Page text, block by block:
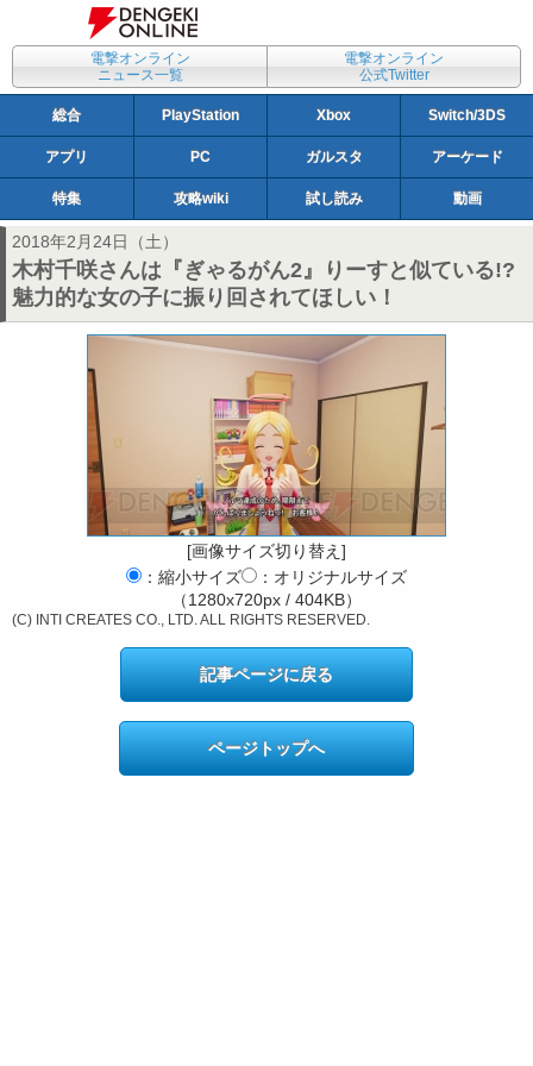
電撃オンライン
ニュース一覧
電撃オンライン
公式Twitter
総合 PlayStation Xbox Switch/3DS
アプリ PC ガルスタ アーケード
特集 攻略wiki 試し読み 動画
2018年2月24日（土）
木村千咲さんは『ぎゃるがん2』りーすと似ている!?
魅力的な女の子に振り回されてほしい！
[画像サイズ切り替え]
：縮小サイズ
：オリジナルサイズ
（1280x720px / 404KB）
(C) INTI CREATES CO., LTD. ALL RIGHTS RESERVED.
記事ページに戻る
ページトップへ